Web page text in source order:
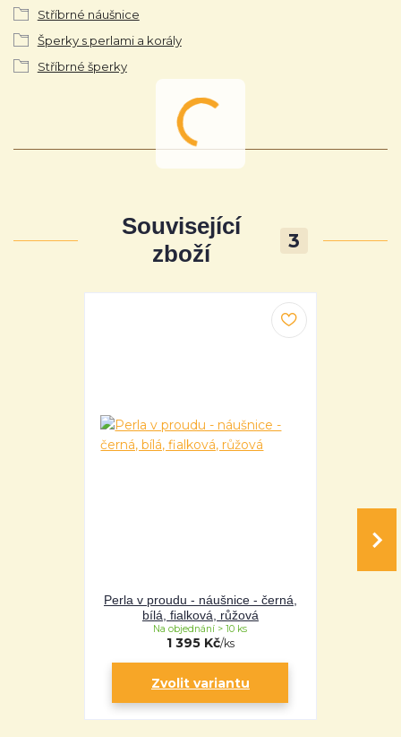
Stříbrné náušnice
Šperky s perlami a korály
Stříbrné šperky
Související
zboží
3
Perla v proudu - náušnice - černá,
bílá, fialková, růžová
1 395 Kč/ks
Na objednání > 10 ks
Zvolit variantu